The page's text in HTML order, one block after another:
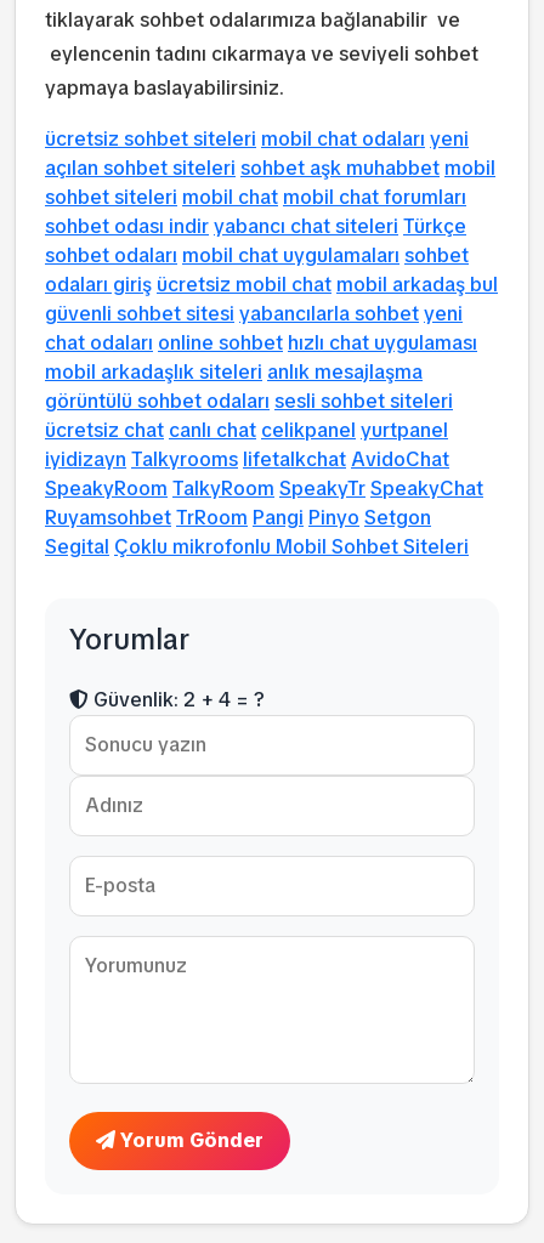
tiklayarak sohbet odalarımıza bağlanabilir ve
eylencenin tadını cıkarmaya ve seviyeli sohbet
yapmaya baslayabilirsiniz.
ücretsiz sohbet siteleri mobil chat odaları yeni
açılan sohbet siteleri sohbet aşk muhabbet mobil
sohbet siteleri mobil chat mobil chat forumları
sohbet odası indiryabancı chat siteleri Türkçe
sohbet odaları mobil chat uygulamaları sohbet
odaları giriş ücretsiz mobil chat mobil arkadaş bul
güvenli sohbet sitesi yabancılarla sohbetyeni
chat odaları online sohbet hızlı chat uygulaması
mobil arkadaşlık siteleri anlık mesajlaşma
görüntülü sohbet odaları sesli sohbet siteleri
ücretsiz chat canlı chat celikpanel yurtpanel
iyidizayn Talkyrooms lifetalkchatAvidoChat
SpeakyRoom TalkyRoom SpeakyTrSpeakyChat
RuyamsohbetTrRoom Pangi Pinyo Setgon
Segital Çoklu mikrofonlu Mobil Sohbet Siteleri
Yorumlar
Güvenlik: 2 + 4 = ?
Yorum Gönder